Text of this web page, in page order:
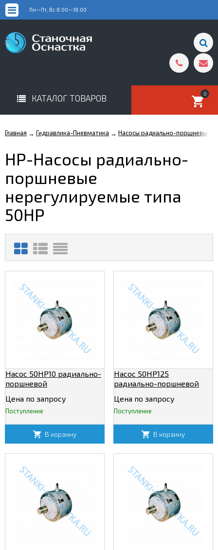
Пн—Пт, Вс 8:00—18:00
КАТАЛОГ ТОВАРОВ 0
Главная → Гидравлика-Пневматика → Насосы радиально-поршневые
НР-Насосы радиально-
поршневые
нерегулируемые типа
50НР
Насос 50НР10 радиально-
поршневой
Цена по запросу
Поступление
В корзину
Насос 50НР125
радиально-поршневой
Цена по запросу
Поступление
В корзину